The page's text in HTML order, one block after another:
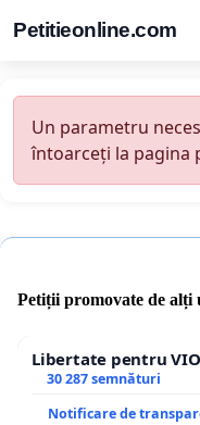
Petitieonline.com
Un parametru
întoarceți la pagina
Petiții promovate de alți
Libertate pentru
30 287 semnături
Notificare de